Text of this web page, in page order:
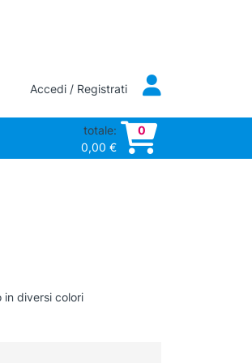
Accedi / Registrati
totale:
0,00 €
0
diversi colori